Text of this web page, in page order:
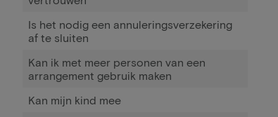
Is het nodig een annuleringsverzekering
af te sluiten
Kan ik met meer personen van een
arrangement gebruik maken
Kan mijn kind mee